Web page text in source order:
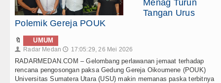
Menag Turun
Tangan Urus
Polemik Gereja POUK
🔖 UMUM
👤 Radar Medan 🕔 17:05:29, 26 Mei 2026
RADARMEDAN.COM – Gelombang perlawanan jemaat terhadap
rencana pengosongan paksa Gedung Gereja Oikoumene (POUK)
Universitas Sumatera Utara (USU) makin memanas paska terbitnya